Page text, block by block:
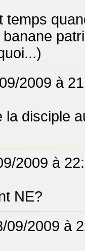
temps
2009 à
la disciple
2009 à
NE?
09/2009 à